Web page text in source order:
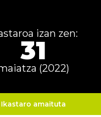
izan zen:
31
(2022)
Ikastaro amaituta